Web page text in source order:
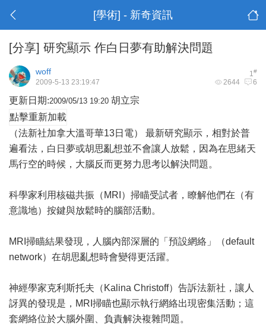
[學術] - 新奇資訊
[分享] 研究顯示 作白日夢有助解決問題
1#
woff
2644 6
2009-5-13 23:19:47
更新日期:2009/05/13 19:20 胡立宗
點擊重新加載
（法新社加拿大溫哥華13日電） 最新研究顯示，相對於普
遍看法，白日夢或胡思亂想並不會讓人放鬆，因為在思緒天
馬行空的時候，大腦反而更努力思考以解決問題。
科學家利用核磁共振（MRI）掃瞄受試者，瞭解他們在（有
意識地）按鍵與放鬆時的腦部活動。
MRI掃瞄結果發現，人腦內部深層的「預設網絡」（default
network）在胡思亂想時會變得更活躍。
神經學家克利斯托夫（Kalina Christoff）告訴法新社，讓人
訝異的發現是，MRI掃瞄也顯示執行網絡出現密集活動；這
套網絡位於大腦外圍、負責解決複雜問題。